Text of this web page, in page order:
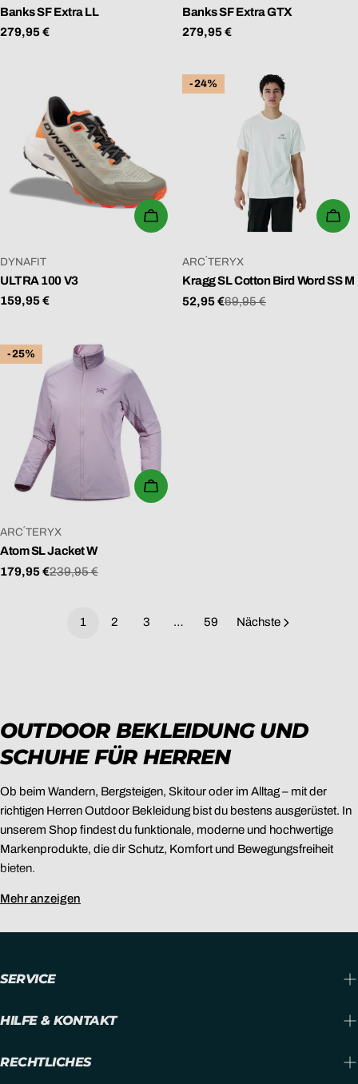
Banks SF Extra LL
Regulärer
279,95 €
Banks SF Extra GTX
Regulärer
279,95 €
WÄHLEN SIE OPTIONEN
VERKÄUFER:
DYNAFIT
ULTRA 100 V3
Regulärer
159,95 €
-24%
VERKÄUFER:
ARC´TERYX
Kragg SL Cotton Bird Word SS M
Verkaufspreis
52,95 €
Regulärer69,95 €
-25%
WÄHLEN SIE OPTIONEN
VERKÄUFER:
ARC´TERYX
Atom SL Jacket W
Verkaufspreis
179,95 €
Regulärer239,95 €
1 2 3 … 59 Nächste
OUTDOOR BEKLEIDUNG UND
SCHUHE FÜR HERREN
Ob beim Wandern, Bergsteigen, Skitour oder im Alltag – mit der
richtigen Herren Outdoor Bekleidung bist du bestens ausgerüstet. In
unserem Shop findest du funktionale, moderne und hochwertige
Markenprodukte, die dir Schutz, Komfort und Bewegungsfreiheit
bieten.
FUNKTION & KOMFORT FÜR
JEDES ABENTEUER
Funktionsunterwäsche und Schuhen – unsere Auswahl an Herren
auf Materialien wie Gore-Tex, Softshell oder Merinowolle, die dich bei
OUTDOOR MODE FÜR ALLTAG &
Mehr anzeigen
SERVICE
HILFE & KONTAKT
RECHTLICHES